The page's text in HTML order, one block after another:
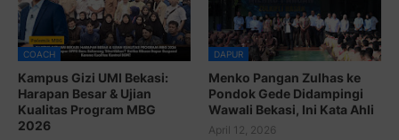
COACH
Kampus Gizi UMI Bekasi:
Harapan Besar & Ujian
Kualitas Program MBG
2026
DAPUR
Menko Pangan Zulhas ke
Pondok Gede Didampingi
Wawali Bekasi, Ini Kata Ahli
April 12, 2026